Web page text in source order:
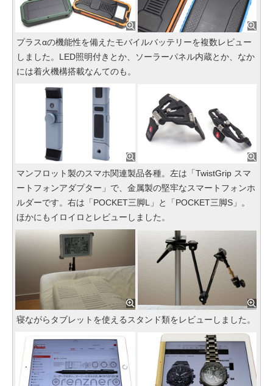
プラスαの機能性を備えたモバイルバッテリーを複数レビュー
しました。LED照明付きとか、ソーラーパネル内蔵とか、なか
には着火機構搭載なんてのも。
マンフロット製のスマホ関連製品各種。左は「TwistGrip スマ
ートフォンアダプター」で、金属製の堅牢なスマートフォンホ
ルダーです。右は「POCKET三脚L」と「POCKET三脚S」。
ほかにもイロイロとレビューしました。
寝ながらタブレットを使えるスタンド類をレビューしました。